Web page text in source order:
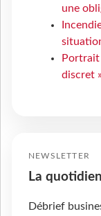
une
Portrait
discret »
NEWSLETTER
La
Débrief